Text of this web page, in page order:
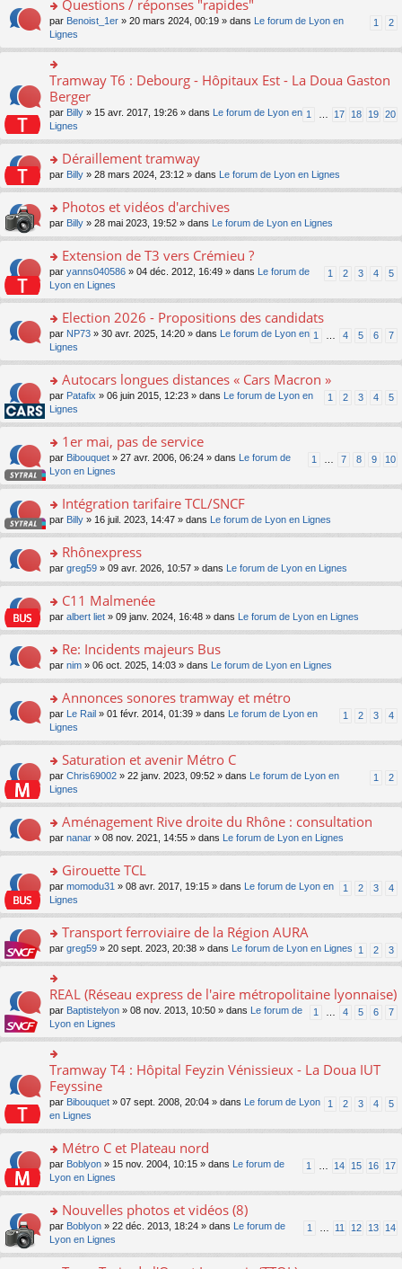
c
e
nt
pl
u
s
ré
c
e
nt
e
n
o
n
lu
le
pl
u
s
ré
c
e
nt
e
s
s
g
n
o
n
lu
le
u
s
ré
c
e
ult
er
le
m
e
s
g
o
n
lu
pl
u
s
ré
c
e
o
s
ult
er
le
m
e
s
s
a
e
o
n
lu
pl
u
s
ré
c
e
nt
Questions / réponses "rapides"
1 2
par Benoist_1er » 20 mars 2024, 00:19 » dans
Le forum de Lyon en
Lignes
o
n
ult
er
le
m
e
s
a
g
e
n
o
n
pl
u
s
ré
c
nt
Tramway T6 : Debourg - Hôpitaux Est - La Doua Gaston
Berger
1 17 18 19 20
par Billy » 15 avr. 2017, 19:26 » dans
Le forum de Lyon en
Lignes
o
n
ult
er
le
m
e
s
g
e
n
o
n
le
s
ré
e
Déraillement tramway
par Billy » 28 mars 2024, 23:12 » dans Le forum de Lyon en Lignes
o
n
ult
er
le
m
e
s
s
e
n
o
n
lu
pl
ré
c
e
Photos et vidéos d'archives
par Billy » 28 mai 2023, 19:52 » dans Le forum de Lyon en Lignes
o
s
er
le
m
e
s
s
a
n
o
n
lu
le
u
ré
c
e
Extension de T3 vers Crémieu ?
1 2 3 4 5
par yanns040586 » 04 déc. 2012, 16:49 » dans
Le forum de
Lyon en Lignes
o
s
er
le
m
e
s
s
a
n
o
n
lu
pl
s
ré
c
nt
Election 2026 - Propositions des candidats
1 4 5 6 7
par NP73 » 30 avr. 2025, 14:20 » dans
Le forum de Lyon en
Lignes
o
s
er
le
m
e
s
s
e
n
o
n
le
u
s
ré
e
nt
Autocars longues distances « Cars Macron »
1 2 3 4 5
par Patafix » 06 juin 2015, 12:23 » dans
Le forum de Lyon en
Lignes
o
s
er
le
m
e
s
g
e
n
o
lu
pl
u
ré
e
nt
1er mai, pas de service
1 7 8 9 10
par Bibouquet » 27 avr. 2006, 06:24 » dans
Le forum de
Lyon en Lignes
o
n
ult
er
le
m
e
a
g
e
n
n
pl
u
ré
e
nt
Intégration tarifaire TCL/SNCF
par Billy » 16 juil. 2023, 14:47 » dans Le forum de Lyon en Lignes
o
n
ult
er
le
m
e
a
g
e
n
o
lu
u
s
ré
e
nt
Rhônexpress
par greg59 » 09 avr. 2026, 10:57 » dans Le forum de Lyon en Lignes
o
n
ult
er
le
m
e
s
g
e
n
o
n
le
u
s
ré
c
nt
C11 Malmenée
par albert liet » 09 janv. 2024, 16:48 » dans Le forum de Lyon en Lignes
o
n
ult
er
le
m
e
s
s
e
n
o
n
le
s
ré
c
e
nt
Re: Incidents majeurs Bus
par nim » 06 oct. 2025, 14:03 » dans Le forum de Lyon en Lignes
o
s
er
le
m
e
s
s
e
n
o
n
lu
pl
s
ré
c
nt
Annonces sonores tramway et métro
1 2 3 4
par Le Rail » 01 févr. 2014, 01:39 » dans
Le forum de Lyon en
Lignes
o
s
er
le
m
e
s
s
e
n
o
n
lu
pl
ré
e
nt
Saturation et avenir Métro C
1 2
par Chris69002 » 22 janv. 2023, 09:52 » dans
Le forum de Lyon en
Lignes
o
n
ult
er
le
m
e
s
a
e
n
o
n
lu
le
pl
u
s
ré
c
e
nt
Aménagement Rive droite du Rhône : consultation
par nanar » 08 nov. 2021, 14:55 » dans Le forum de Lyon en Lignes
o
s
er
le
m
e
s
s
a
e
o
n
lu
le
pl
s
ré
c
e
nt
Girouette TCL
1 2 3 4
par momodu31 » 08 avr. 2017, 19:15 » dans
Le forum de Lyon en
Lignes
o
n
s
ult
er
le
m
e
s
a
e
n
lu
le
pl
s
ré
c
e
Transport ferroviaire de la Région AURA
1 2 3
par greg59 » 20 sept. 2023, 20:38 » dans Le forum de Lyon en Lignes
o
n
s
le
m
e
s
s
a
e
n
o
n
lu
le
pl
REAL (Réseau express de l'aire métropolitaine lyonnaise)
1 4 5 6 7
par Baptistelyon » 08 nov. 2013, 10:50 » dans
Le forum de
Lyon en Lignes
o
n
ult
le
m
e
s
s
g
e
n
o
Tramway T4 : Hôpital Feyzin Vénissieux - La Doua IUT
Feyssine
1 2 3 4 5
par Bibouquet » 07 sept. 2008, 20:04 » dans
Le forum de Lyon
en Lignes
o
s
er
le
m
e
Métro C et Plateau nord
1 14 15 16 17
par Boblyon » 15 nov. 2004, 10:15 » dans
Le forum de
Lyon en Lignes
o
s
Nouvelles photos et vidéos (8)
1 11 12 13 14
par Boblyon » 22 déc. 2013, 18:24 » dans
Le forum de
Lyon en Lignes